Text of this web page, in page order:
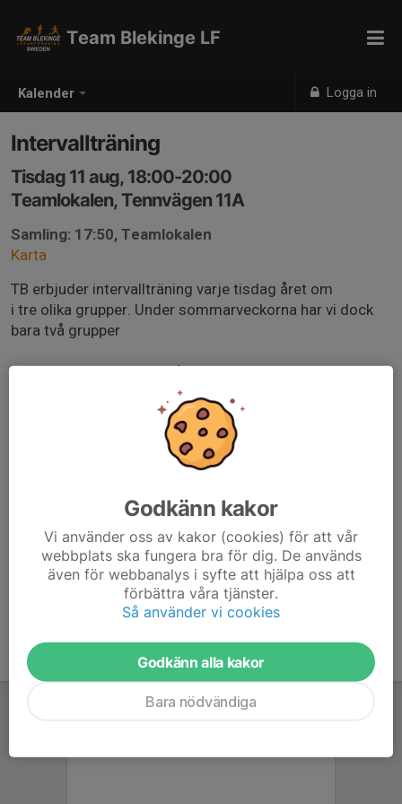
Kalender Logga in
Team Blekinge LF
Intervallträning
Tisdag 11 aug, 18:00-20:00
Teamlokalen, Tennvägen 11A
Samling: 17:50, Teamlokalen
Karta
TB erbjuder intervallträning varje tisdag året om
i tre olika grupper. Under sommarveckorna har vi dock
bara två grupper
De olika träningspassen för respektive vecka hittar du
www.svenskalag.se/teamblekingelf/sida/108097/tranin
Anmälan är öppen för föreningens alla medlemmar.Logga in
Godkänn kakor
Vi använder oss av kakor (cookies) för att vår
webbplats ska fungera bra för dig. De används
även för webbanalys i syfte att hjälpa oss att
förbättra våra tjänster.
Så använder vi cookies
Godkänn alla kakor
Bara nödvändiga